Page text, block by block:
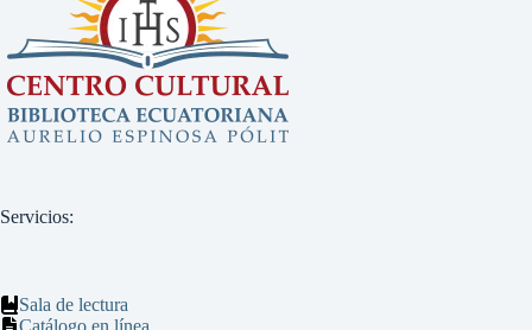
Servicios:
Sala de lectura
Catálogo en línea